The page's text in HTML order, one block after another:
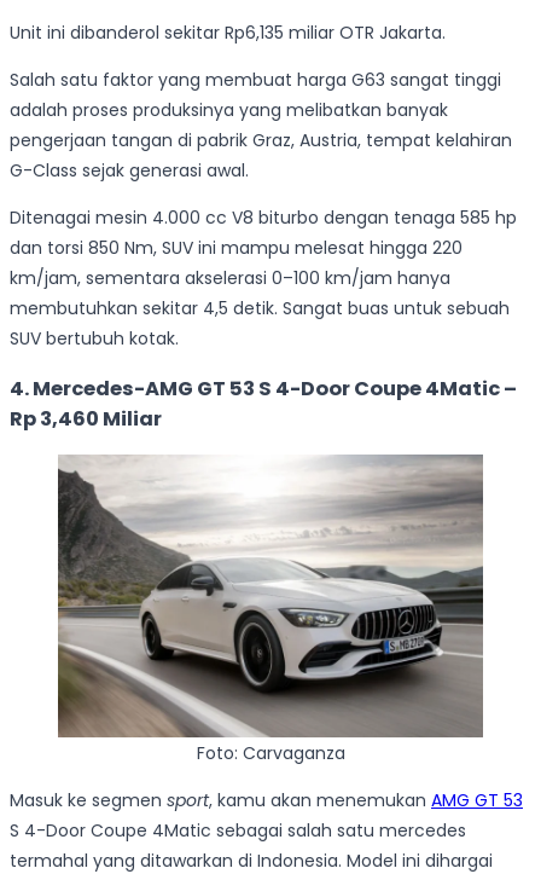
Unit ini dibanderol sekitar Rp6,135 miliar OTR Jakarta.
Salah satu faktor yang membuat harga G63 sangat tinggi
adalah proses produksinya yang melibatkan banyak
pengerjaan tangan di pabrik Graz, Austria, tempat kelahiran
G-Class sejak generasi awal.
Ditenagai mesin 4.000 cc V8 biturbo dengan tenaga 585 hp
dan torsi 850 Nm, SUV ini mampu melesat hingga 220
km/jam, sementara akselerasi 0–100 km/jam hanya
membutuhkan sekitar 4,5 detik. Sangat buas untuk sebuah
SUV bertubuh kotak.
4. Mercedes-AMG GT 53 S 4-Door Coupe 4Matic –
Rp 3,460 Miliar
Foto: Carvaganza
Masuk ke segmen sport, kamu akan menemukan AMG GT 53
S 4-Door Coupe 4Matic sebagai salah satu mercedes
termahal yang ditawarkan di Indonesia. Model ini dihargai